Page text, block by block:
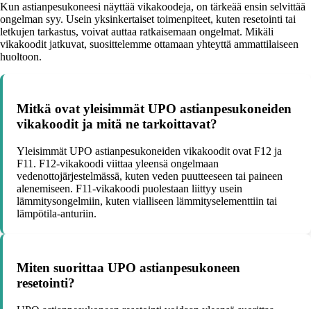
Kun astianpesukoneesi näyttää vikakoodeja, on tärkeää ensin selvittää
ongelman syy. Usein yksinkertaiset toimenpiteet, kuten resetointi tai
letkujen tarkastus, voivat auttaa ratkaisemaan ongelmat. Mikäli
vikakoodit jatkuvat, suosittelemme ottamaan yhteyttä ammattilaiseen
huoltoon.
Mitkä ovat yleisimmät UPO astianpesukoneiden
vikakoodit ja mitä ne tarkoittavat?
Yleisimmät UPO astianpesukoneiden vikakoodit ovat F12 ja
F11. F12-vikakoodi viittaa yleensä ongelmaan
vedenottojärjestelmässä, kuten veden puutteeseen tai paineen
alenemiseen. F11-vikakoodi puolestaan liittyy usein
lämmitysongelmiin, kuten vialliseen lämmityselementtiin tai
lämpötila-anturiin.
Miten suorittaa UPO astianpesukoneen
resetointi?